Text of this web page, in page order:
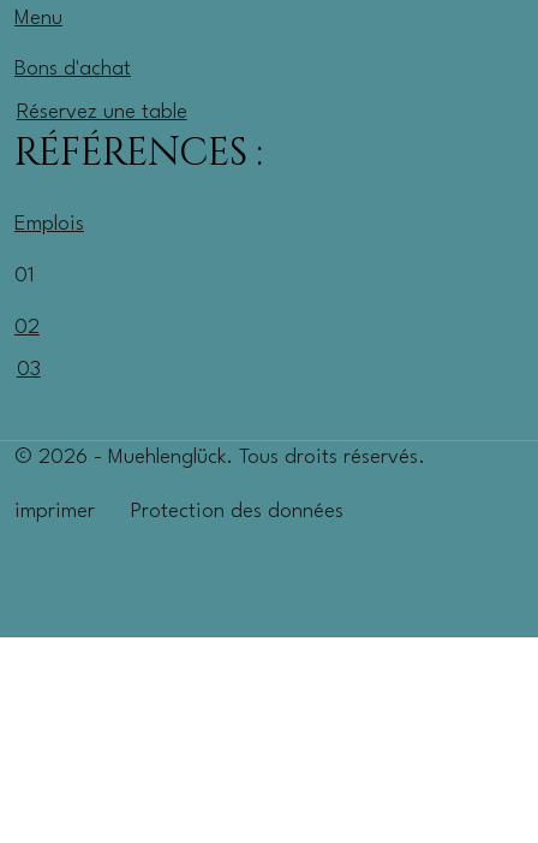
Menu
Bons d'achat
Réservez une table
RÉFÉRENCES :
Emplois
01
02
03
© 2026 - Muehlenglück. Tous droits réservés.
imprimer Protection des données